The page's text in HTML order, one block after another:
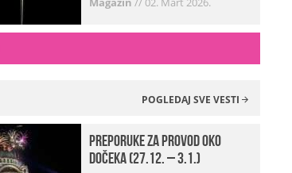
POGLEDAJ SVE VESTI
Preporuke za provod oko
dočeka (27.12. – 3.1.)